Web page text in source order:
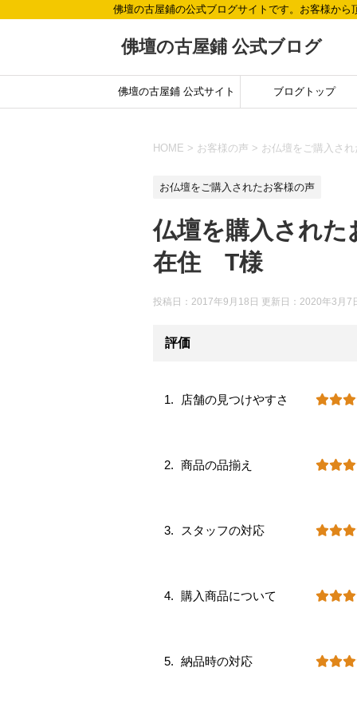
佛壇の古屋鋪の公式ブログサイトです。お客様か
佛壇の古屋鋪 公式ブログ
佛壇の古屋鋪 公式サイト ブログトップ
HOME > お客様の声 > お仏壇をご購入さ
お仏壇をご購入されたお客様の声
仏壇を購入された
在住 T様
投稿日：2017年9月18日 更新日： 2020年3月7
評価
店舗の見つけやすさ
商品の品揃え
スタッフの対応
購入商品について
納品時の対応